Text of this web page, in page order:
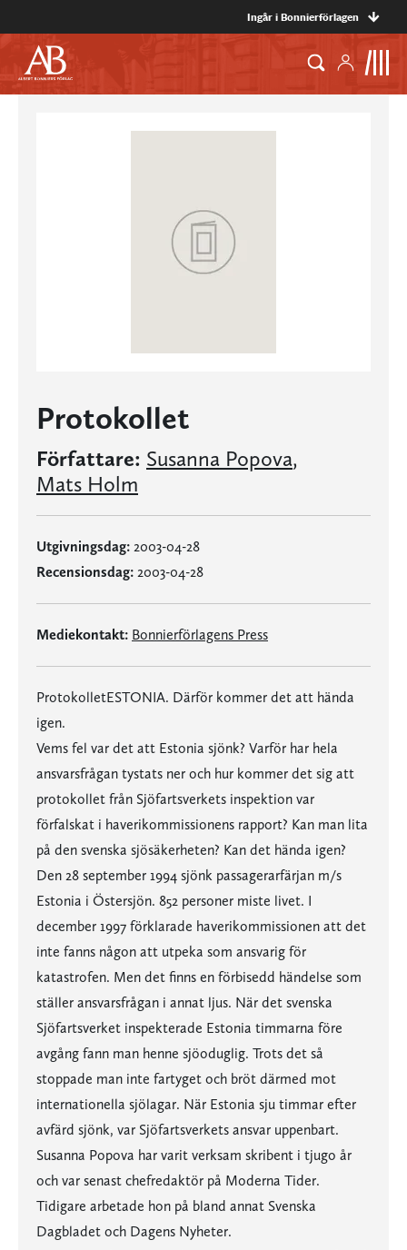
Ingår i Bonnierförlagen
Protokollet
Författare: Susanna Popova,
Mats Holm
Utgivningsdag: 2003-04-28
Recensionsdag: 2003-04-28
Mediekontakt: Bonnierförlagens Press
ProtokolletESTONIA. Därför kommer det att hända
igen.
Vems fel var det att Estonia sjönk? Varför har hela
ansvarsfrågan tystats ner och hur kommer det sig att
protokollet från Sjöfartsverkets inspektion var
förfalskat i haverikommissionens rapport? Kan man lita
på den svenska sjösäkerheten? Kan det hända igen?
Den 28 september 1994 sjönk passagerarfärjan m/s
Estonia i Östersjön. 852 personer miste livet. I
december 1997 förklarade haverikommissionen att det
inte fanns någon att utpeka som ansvarig för
katastrofen. Men det finns en förbisedd händelse som
ställer ansvarsfrågan i annat ljus. När det svenska
Sjöfartsverket inspekterade Estonia timmarna före
avgång fann man henne sjöoduglig. Trots det så
stoppade man inte fartyget och bröt därmed mot
internationella sjölagar. När Estonia sju timmar efter
avfärd sjönk, var Sjöfartsverkets ansvar uppenbart.
Susanna Popova har varit verksam skribent i tjugo år
och var senast chefredaktör på Moderna Tider.
Tidigare arbetade hon på bland annat Svenska
Dagbladet och Dagens Nyheter.